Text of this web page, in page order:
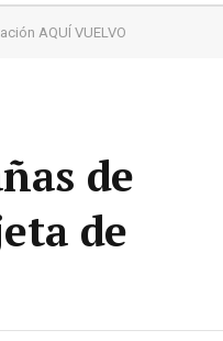
AQUÍ VUELVO
de
de